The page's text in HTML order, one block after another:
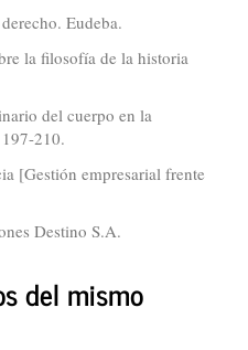
Eudeba.
la filosofía de la historia
del cuerpo en la
210.
[Gestión empresarial frente
Destino S.A.
del mismo